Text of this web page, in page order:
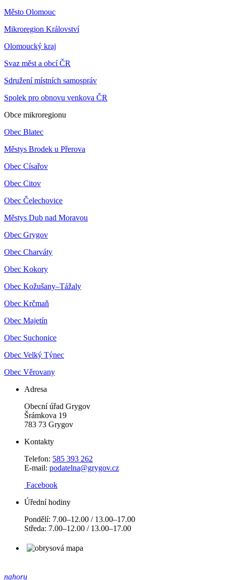
Město Olomouc
Mikroregion Království
Olomoucký kraj
Svaz měst a obcí ČR
Sdružení místních samospráv
Spolek pro obnovu venkova ČR
Obce mikroregionu
Obec Blatec
Městys Brodek u Přerova
Obec Císařov
Obec Citov
Obec Čelechovice
Městys Dub nad Moravou
Obec Grygov
Obec Charváty
Obec Kokory
Obec Kožušany–Tážaly
Obec Krčmaň
Obec Majetín
Obec Suchonice
Obec Velký Týnec
Obec Věrovany
Adresa
Obecní úřad Grygov
Šrámkova 19
783 73 Grygov
Kontakty
Telefon: 585 393 262
E-mail: podatelna@grygov.cz
Facebook
Úřední hodiny
Pondělí: 7.00–12.00 / 13.00–17.00
Středa: 7.00–12.00 / 13.00–17.00
nahoru